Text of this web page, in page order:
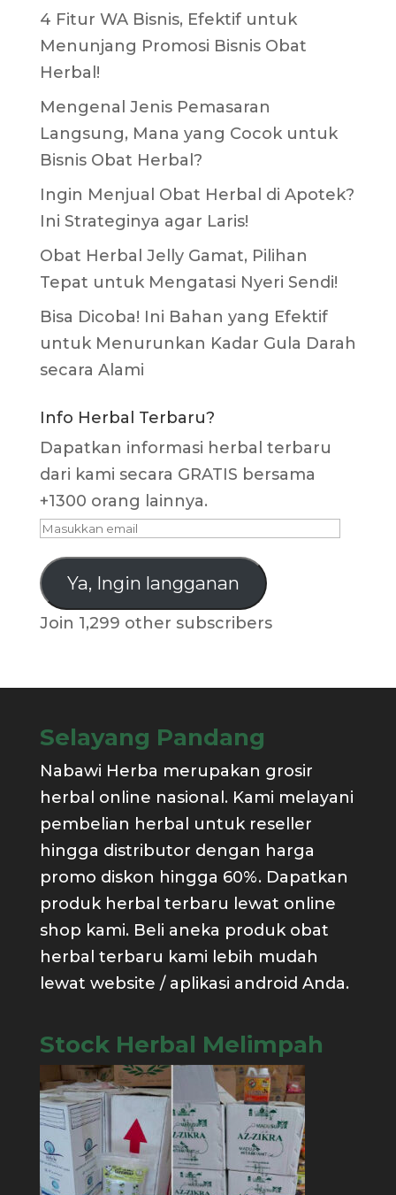
4 Fitur WA Bisnis, Efektif untuk
Menunjang Promosi Bisnis Obat
Herbal!
Mengenal Jenis Pemasaran
Langsung, Mana yang Cocok untuk
Bisnis Obat Herbal?
Ingin Menjual Obat Herbal di Apotek?
Ini Strateginya agar Laris!
Obat Herbal Jelly Gamat, Pilihan
Tepat untuk Mengatasi Nyeri Sendi!
Bisa Dicoba! Ini Bahan yang Efektif
untuk Menurunkan Kadar Gula Darah
secara Alami
Info Herbal Terbaru?
Dapatkan informasi herbal terbaru
dari kami secara GRATIS bersama
+1300 orang lainnya.
Masukkan
email
Ya, Ingin langganan
Join 1,299 other subscribers
Selayang Pandang
Nabawi Herba merupakan grosir
herbal online nasional. Kami melayani
pembelian herbal untuk reseller
hingga distributor dengan harga
promo diskon hingga 60%. Dapatkan
produk herbal terbaru lewat online
shop kami. Beli aneka produk obat
herbal terbaru kami lebih mudah
lewat website / aplikasi android Anda.
Stock Herbal Melimpah